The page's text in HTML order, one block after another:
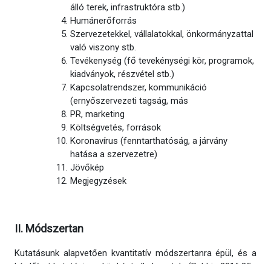
álló terek, infrastruktóra stb.)
Humánerőforrás
Szervezetekkel, vállalatokkal, önkormányzattal
való viszony stb.
Tevékenység (fő tevekénységi kör, programok,
kiadványok, részvétel stb.)
Kapcsolatrendszer, kommunikáció
(ernyőszervezeti tagság, más
PR, marketing
Költségvetés, források
Koronavírus (fenntarthatóság, a járvány
hatása a szervezetre)
Jövőkép
Megjegyzések
II. Módszertan
Kutatásunk alapvetően kvantitatív módszertanra épül, és a